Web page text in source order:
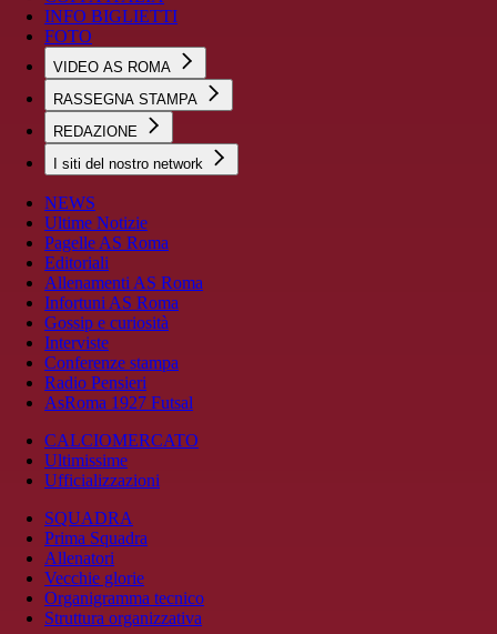
INFO BIGLIETTI
FOTO
VIDEO AS ROMA
RASSEGNA STAMPA
REDAZIONE
I siti del nostro network
NEWS
Ultime Notizie
Pagelle AS Roma
Editoriali
Allenamenti AS Roma
Infortuni AS Roma
Gossip e curiosità
Interviste
Conferenze stampa
Radio Pensieri
AsRoma 1927 Futsal
CALCIOMERCATO
Ultimissime
Ufficializzazioni
SQUADRA
Prima Squadra
Allenatori
Vecchie glorie
Organigramma tecnico
Struttura organizzativa